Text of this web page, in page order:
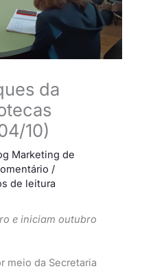
da
10)
Marketing de
/
de leitura
e iniciam outubro
meio da Secretaria